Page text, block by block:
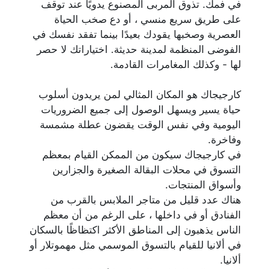
في فمك. تذوق المربى المصنوع يدويًا عند توقف
على طريق سريع منسي ، أو دع صخب الحياة
العصرية وصخبها يقودك بعيدًا بينما تفقد نفسك في
الفوضى المنظمة لمدينة حديثة. اختياراتك لا حصر
لها - وكذلك المغامرات القادمة.
كارجيجاك هو المكان المثالي لمن يريدون أسلوب
حياة يسير ويسهل الوصول إلى جميع الضروريات
اليومية وفي نفس الوقت يقضون عطلة مشمسة
وفاخرة.
في كارجيجاك سيكون من الممكن القيام بمعظم
التسوق في محلات البقالة الصغيرة والجزارين
وأسواق المنتجات.
هناك عدد قليل من متاجر الملابس بالقرب من
الفنادق أو في داخلها ، على الرغم من أن معظم
الناس يذهبون إلى المناطق الأكثر اكتظاظًا بالسكان
في ألانيا للقيام بالتسوق الموسمي مثل مهموتلار أو
ألانيا.